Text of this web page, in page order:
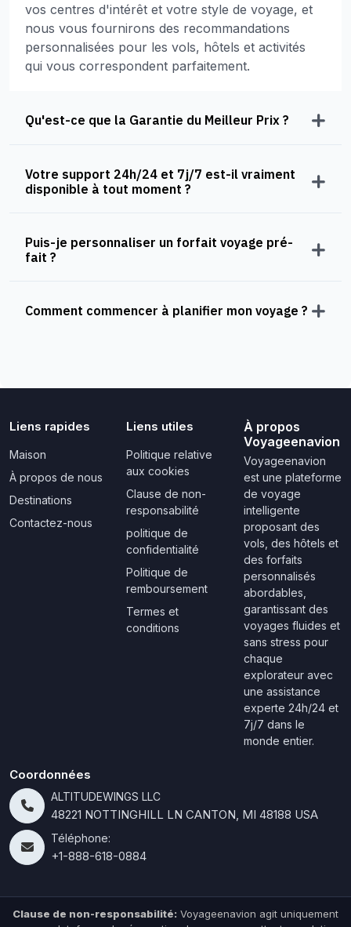
vos centres d'intérêt et votre style de voyage, et
nous vous fournirons des recommandations
personnalisées pour les vols, hôtels et activités
qui vous correspondent parfaitement.
Qu'est-ce que la Garantie du Meilleur Prix ?
Votre support 24h/24 et 7j/7 est-il vraiment
disponible à tout moment ?
Puis-je personnaliser un forfait voyage pré-
fait ?
Comment commencer à planifier mon voyage ?
Liens rapides
Maison
À propos de nous
Destinations
Contactez-nous
Liens utiles
Politique relative
aux cookies
Clause de non-
responsabilité
politique de
confidentialité
Politique de
remboursement
Termes et
conditions
À propos
Voyageenavion
Voyageenavion
est une plateforme
de voyage
intelligente
proposant des
vols, des hôtels et
des forfaits
personnalisés
abordables,
garantissant des
voyages fluides et
sans stress pour
chaque
explorateur avec
une assistance
experte 24h/24 et
7j/7 dans le
monde entier.
Coordonnées
ALTITUDEWINGS LLC
48221 NOTTINGHILL LN CANTON, MI 48188 USA
Téléphone:
+1-888-618-0884
Clause de non-responsabilité: Voyageenavion agit uniquement